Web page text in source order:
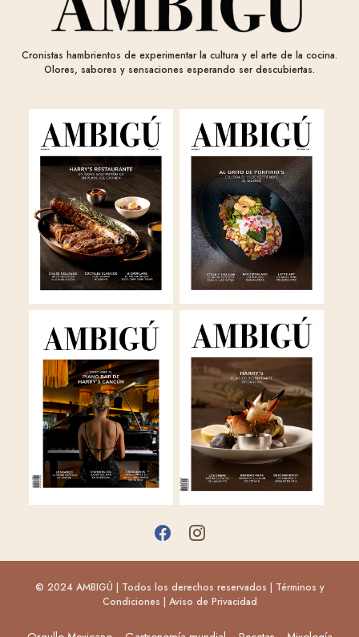
Cronistas hambrientos de experimentar la cultura y el arte de la cocina.
Olores, sabores y sensaciones esperando ser descubiertas.
© 2024 AMBIGÚ | Todos los derechos reservados | Términos y
Condiciones | Aviso de Privacidad